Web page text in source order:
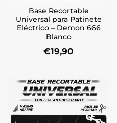
Base Recortable
Universal para Patinete
Eléctrico – Demon 666
Blanco
€19,90